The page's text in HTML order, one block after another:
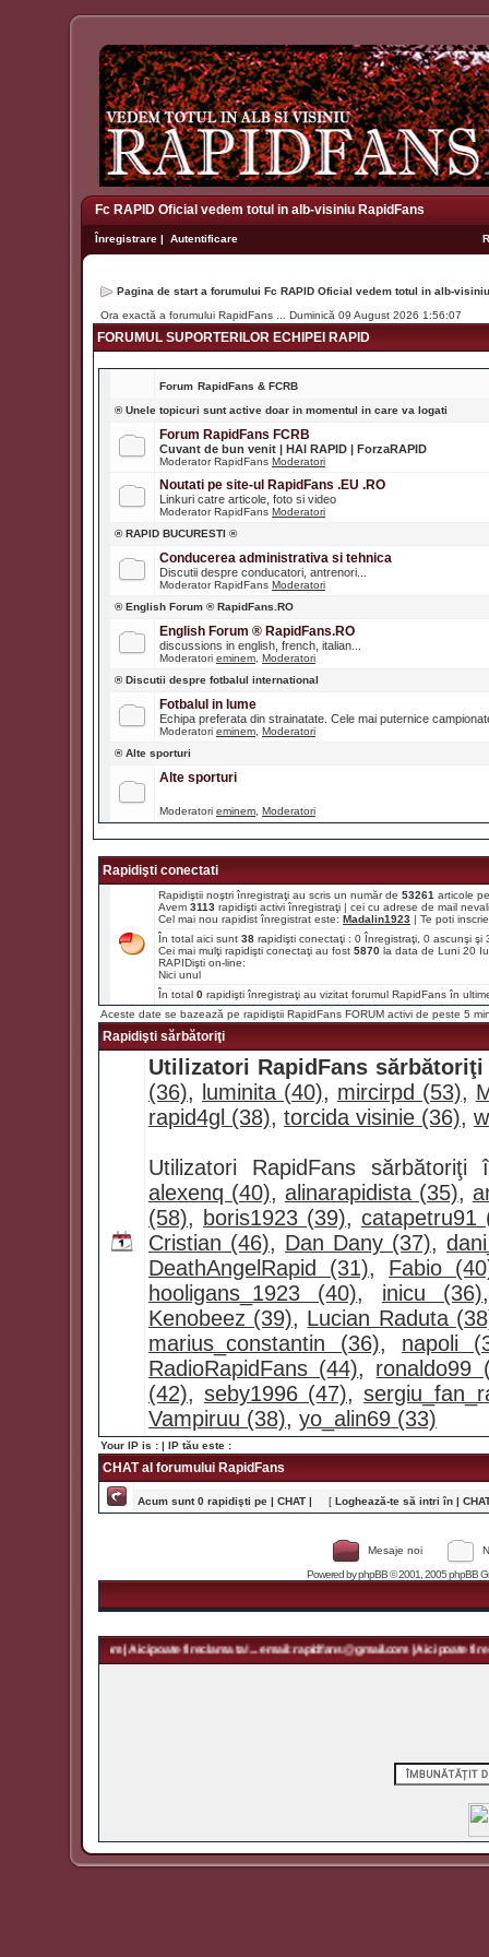
Fc RAPID Oficial vedem totul in alb-visiniu RapidFans
Înregistrare | Autentificare
Pagina de start a forumului Fc RAPID Oficial vedem totul in alb-
Ora exactă a forumului RapidFans ... Duminică 09 August 2026 1:56:07
FORUMUL SUPORTERILOR ECHIPEI RAPID
Forum RapidFans & FCRB
® Unele topicuri sunt active doar in momentul in care va logati
Forum RapidFans FCRB
Cuvant de bun venit | HAI RAPID | ForzaRAPID
Moderator RapidFans Moderatori
Noutati pe site-ul RapidFans .EU .RO
Linkuri catre articole, foto si video
Moderator RapidFans Moderatori
® RAPID BUCURESTI ®
Conducerea administrativa si tehnica
Discutii despre conducatori, antrenori...
Moderator RapidFans Moderatori
® English Forum ® RapidFans.RO
English Forum ® RapidFans.RO
discussions in english, french, italian...
Moderatori eminem Moderatori
® Discutii despre fotbalul international
Fotbalul in lume
Echipa preferata din strainatate. Cele mai puternice
Moderatori eminem Moderatori
® Alte sporturi
Alte sporturi
Moderatori eminem Moderatori
Rapidişti conectati
Rapidiştii noştri înregistraţi au scris un număr de 53261 articole
Avem 3113 rapidişti activi înregistraţi | cei cu adrese de mail
Cel mai nou rapidist înregistrat este: Madalin1923 | Te poti
În total aici sunt 38 rapidişti conectaţi : 0 Înregistraţi, 0 ascunşi
Cei mai mulţi rapidişti conectaţi au fost 5870 la data de Luni 20
RAPIDişti on-line:
Nici unul
În total 0 rapidişti înregistraţi au vizitat forumul RapidFans în
Aceste date se bazează pe rapidiştii RapidFans FORUM activi de peste 5
Rapidişti sărbătoriţi
Utilizatori RapidFans
(36), luminita (40), mircirpd (53),
rapid4gl (38), torcida visinie (36),
Utilizatori RapidFans
alexenq (40), alinarapidista (35),
(58), boris1923 (39), catapetru91
Cristian (46), Dan Dany (37),
DeathAngelRapid (31), Fabio
hooligans_1923 (40), inicu (36)
Kenobeez (39), Lucian Raduta
marius_constantin (36), napoli
RadioRapidFans (44), ronaldo99
(42), seby1996 (47),
Vampiruu (38), yo_alin69 (33)
Your IP is : | IP tău este :
CHAT al forumului RapidFans
Acum sunt 0 rapidişti pe | CHAT | [ Loghează-te să intri în |
Mesaje noi
Powered byphpBB© 2001, 2005 phpBB
| Aici poate fi reclama ta! ... email: rapidfans@gmail.com | Aici poate fi